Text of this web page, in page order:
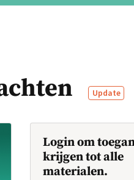
Update
Login om
krijgen tot alle
materialen.